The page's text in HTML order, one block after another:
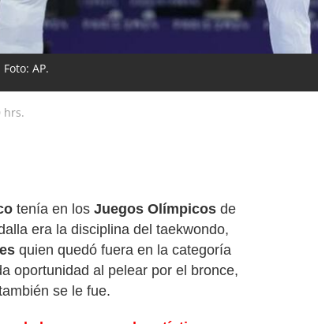
AP.
hrs.
tenía en los Juegos Olímpicos de
era la disciplina del taekwondo,
quien quedó fuera en la categoría
oportunidad al pelear por el bronce,
se le fue.